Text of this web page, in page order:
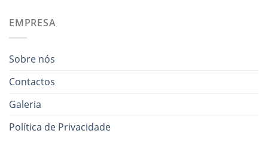
EMPRESA
Sobre nós
Contactos
Galeria
Política de Privacidade